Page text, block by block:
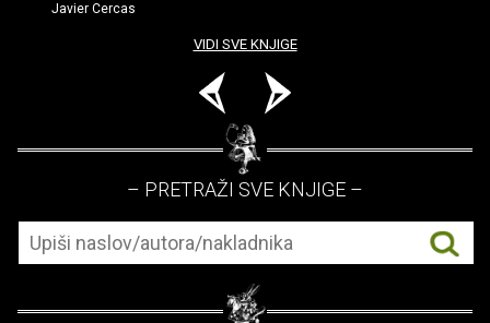
Javier Cercas
VIDI SVE KNJIGE
– PRETRAŽI SVE KNJIGE –